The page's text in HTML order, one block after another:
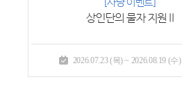
헤이즐의 부탁
2026.07.23 (목) ~ 2026.09.16 (수)